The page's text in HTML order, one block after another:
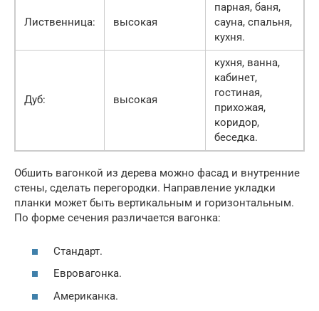
Лиственница: высокая
парная, баня,
сауна, спальня,
кухня.
Дуб: высокая
кухня, ванна,
кабинет,
гостиная,
прихожая,
коридор,
беседка.
Обшить вагонкой из дерева можно фасад и внутренние
стены, сделать перегородки. Направление укладки
планки может быть вертикальным и горизонтальным.
По форме сечения различается вагонка:
Стандарт.
Евровагонка.
Американка.